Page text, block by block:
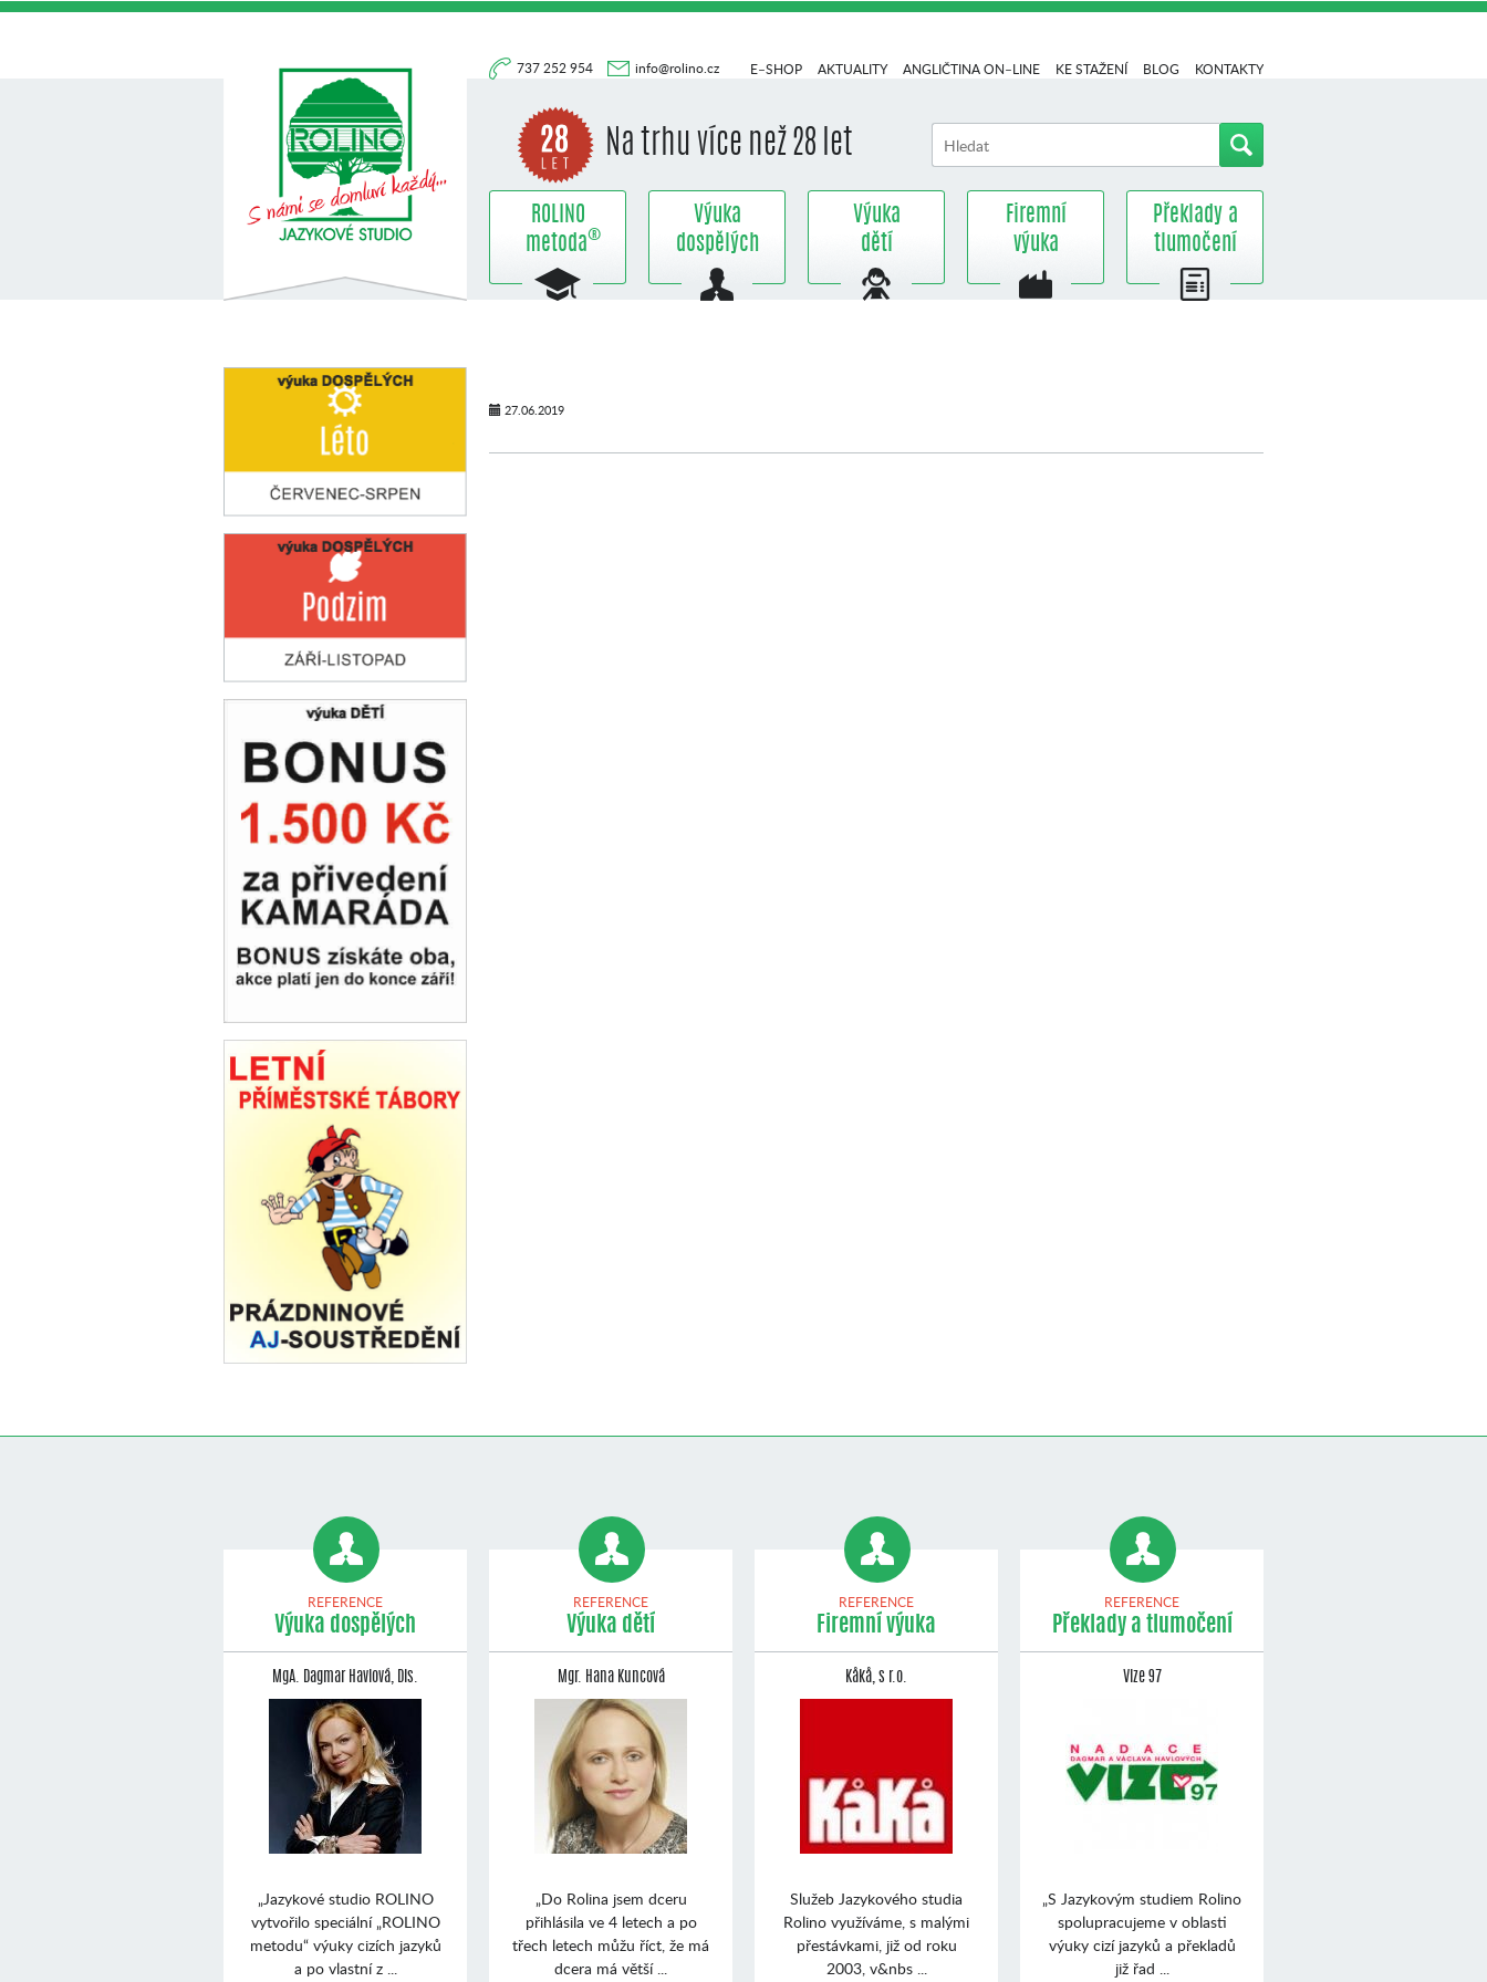
737 252 954 info@rolino.cz
Na trhu více než 28 let
E–SHOP AKTUALITY ANGLIČTINA ON–LINE KE STAŽENÍ BLOG KONTAKTY
ROLINO
metoda®
Výuka
dospělých
Výuka
dětí
Firemní
výuka
Překlady a
tlumočení
27.06.2019
REFERENCE
Výuka dospělých
MgA. Dagmar Havlová, Dis.
„Jazykové studio ROLINO
vytvořilo speciální „ROLINO
metodu“ výuky cizích jazyků
a po vlastní z ...
REFERENCE
Výuka dětí
Mgr. Hana Kuncová
„Do Rolina jsem dceru
přihlásila ve 4 letech a po
třech letech můžu říct, že má
dcera má větší ...
REFERENCE
Firemní výuka
Kåkå, s r.o.
Služeb Jazykového studia
Rolino využíváme, s malými
přestávkami, již od roku
2003, v&nbs ...
REFERENCE
Překlady a tlumočení
Vize 97
„S Jazykovým studiem Rolino
spolupracujeme v oblasti
výuky cizí jazyků a překladů
již řad ...